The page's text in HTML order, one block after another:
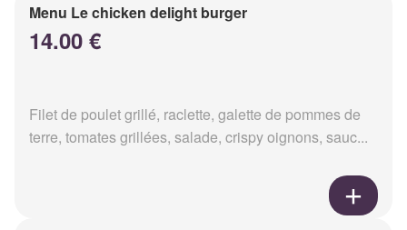
Menu Le chicken delight burger
14.00 €
Filet de poulet grillé, raclette, galette de pommes de
terre, tomates grillées, salade, crispy oignons, sauc...